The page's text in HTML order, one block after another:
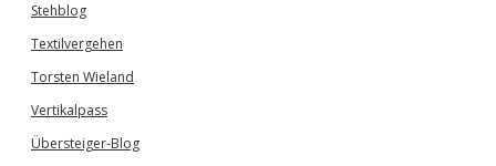
Stehblog
Textilvergehen
Torsten Wieland
Vertikalpass
Übersteiger-Blog